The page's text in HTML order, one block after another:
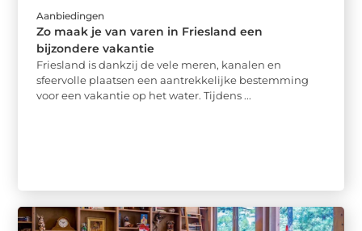
Aanbiedingen
Zo maak je van varen in Friesland een
bijzondere vakantie
Friesland is dankzij de vele meren, kanalen en
sfeervolle plaatsen een aantrekkelijke bestemming
voor een vakantie op het water. Tijdens ...